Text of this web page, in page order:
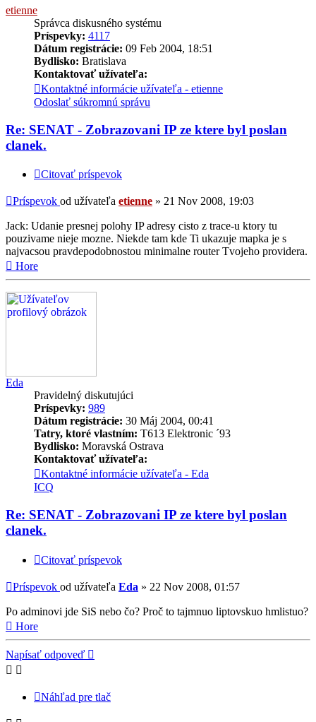
etienne
Správca diskusného systému
Príspevky: 4117
Dátum registrácie: 09 Feb 2004, 18:51
Bydlisko: Bratislava
Kontaktovať užívateľa:
Kontaktné informácie užívateľa - etienne
Odoslať súkromnú správu
Re: SENAT - Zobrazovani IP ze ktere byl poslan
clanek.
Citovať príspevok
Príspevok od užívateľa etienne » 21 Nov 2008, 19:03
Jack: Udanie presnej polohy IP adresy cisto z trace-u ktory tu
pouzivame nieje mozne. Niekde tam kde Ti ukazuje mapka je s
najvacsou pravdepodobnostou minimalne router Tvojeho providera.
Hore
Eda
Pravidelný diskutujúci
Príspevky: 989
Dátum registrácie: 30 Máj 2004, 00:41
Tatry, ktoré vlastním: T613 Elektronic ´93
Bydlisko: Moravská Ostrava
Kontaktovať užívateľa:
Kontaktné informácie užívateľa - Eda
ICQ
Re: SENAT - Zobrazovani IP ze ktere byl poslan
clanek.
Citovať príspevok
Príspevok od užívateľa Eda » 22 Nov 2008, 01:57
Po adminovi jde SiS nebo čo? Proč to tajmnuo liptovskuo hmlistuo?
Hore
Napísať odpoveď
Náhľad pre tlač